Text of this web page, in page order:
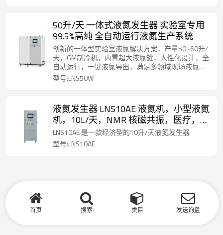
50升/天 一体式液氮发生器 实验室专用
99.5%高纯 全自动运行液氮生产系统
创新的一体型实验室液氮解决方案，产量50~60升/
天，GM制冷机，内置超大液氮罐，人性化设计，全
自动运行，一键液氮导出，满足多领域现场液氮制
备需求。
型号:LNS50W
液氮发生器 LNS10AE 液氮机，小型液氮
机，10L/天，NMR 核磁共振，医疗，制
药，质谱仪，低温冻存, 液氮一体机
LNS10AE 是一款经济型的10升/天液氮发生器
型号:LNS10AE
首页 搜索 类目 发送询盘